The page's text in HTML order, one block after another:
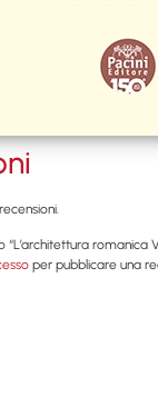
“L’architettura romanica
per pubblicare una